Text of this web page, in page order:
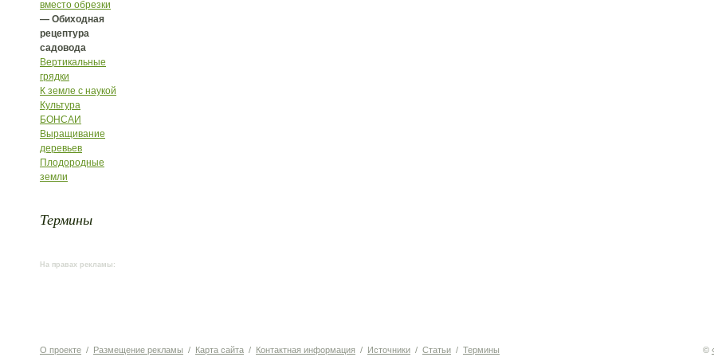
вместо обрезки
— Обиходная
рецептура
садовода
Вертикальные
грядки
К земле с наукой
Культура
БОНСАИ
Выращивание
деревьев
Плодородные
земли
Термины
На правах рекламы:
О проекте / Размещение рекламы / Карта сайта / Контактная информация / Источники / Статьи / Термины ©